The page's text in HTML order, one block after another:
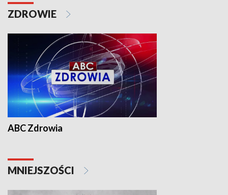
ZDROWIE
ABC Zdrowia
MNIEJSZOŚCI